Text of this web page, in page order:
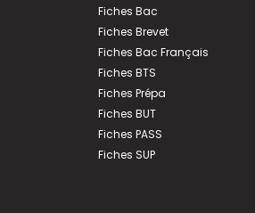
Fiches Bac
Fiches Brevet
Fiches Bac Français
Fiches BTS
Fiches Prépa
Fiches BUT
Fiches PASS
Fiches SUP